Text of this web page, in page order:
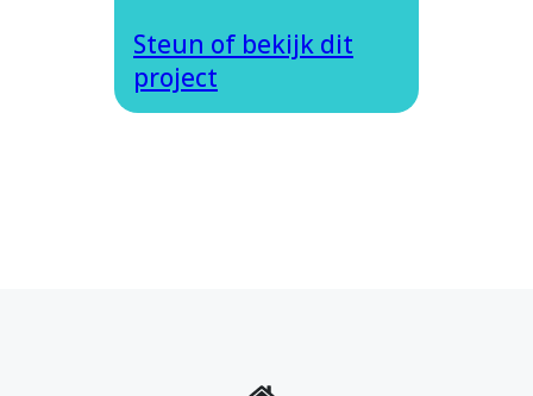
Steun of bekijk dit
project